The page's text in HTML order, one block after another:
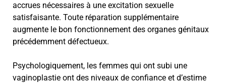
accrues nécessaires à une excitation sexuelle
satisfaisante. Toute réparation supplémentaire
augmente le bon fonctionnement des organes génitaux
précédemment défectueux.
Psychologiquement, les femmes qui ont subi une
vaginoplastie ont des niveaux de confiance et d’estime